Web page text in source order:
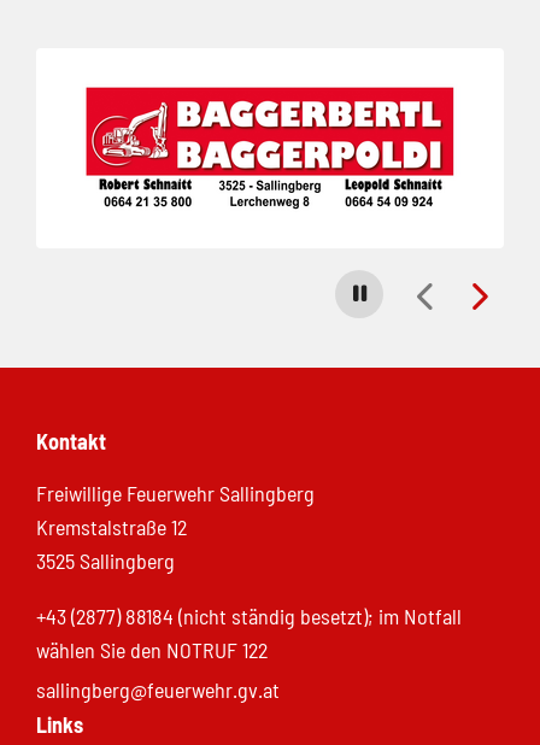
Carousel stoppen
Kontakt
Freiwillige Feuerwehr Sallingberg
Kremstalstraße 12
3525 Sallingberg
+43 (2877) 88184 (nicht ständig besetzt); im Notfall
wählen Sie den NOTRUF 122
sallingberg@feuerwehr.gv.at
Links